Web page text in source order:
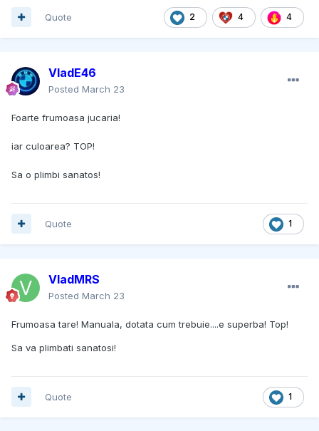
2 4 4
Quote
VladE46
Posted March 23
Foarte frumoasa jucaria!
iar culoarea? TOP!
Sa o plimbi sanatos!
1
Quote
VladMRS
Posted March 23
Frumoasa tare! Manuala, dotata cum trebuie....e superba! Top!
Sa va plimbati sanatosi!
1
Quote